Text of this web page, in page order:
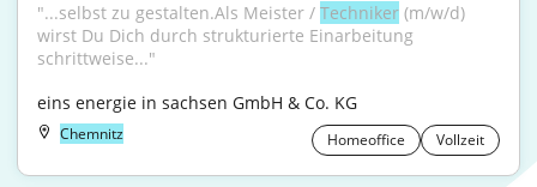
"...selbst zu gestalten.Als Meister / Techniker (m/w/d)
wirst Du Dich durch strukturierte Einarbeitung
schrittweise..."
eins energie in sachsen GmbH & Co. KG
Chemnitz Homeoffice Vollzeit